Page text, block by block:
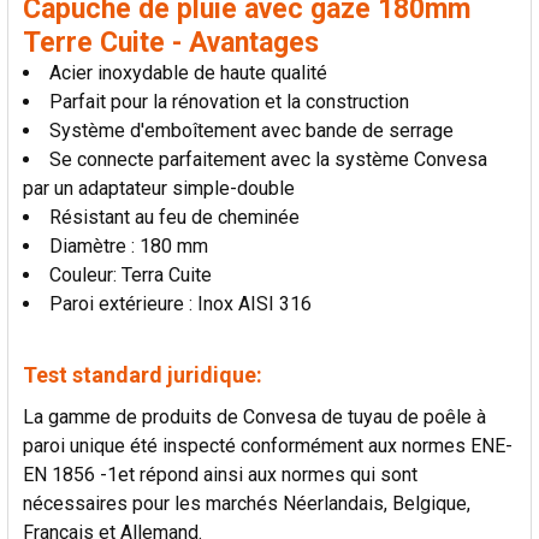
LA
SÉLECTION
AU PANIER
Capuche de pluie avec gaze 180mm
Terre Cuite - Avantages
Acier inoxydable de haute qualité
Parfait pour la rénovation et la construction
Système d'emboîtement avec bande de serrage
Se connecte parfaitement avec la système Convesa
par un adaptateur simple-double
Résistant au feu de cheminée
Diamètre : 180 mm
Couleur: Terra Cuite
Paroi extérieure : Inox AISI 316
Test standard juridique:
La gamme de produits de Convesa de tuyau de poêle à
paroi unique été inspecté conformément aux normes ENE-
EN 1856 -1et répond ainsi aux normes qui sont
nécessaires pour les marchés Néerlandais, Belgique,
Français et Allemand.